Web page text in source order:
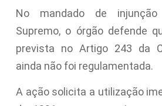
No mandado de
Supremo, o órgão defende
prevista no Artigo 243 da
ainda não foi regulamentada.
A ação solicita a utilização